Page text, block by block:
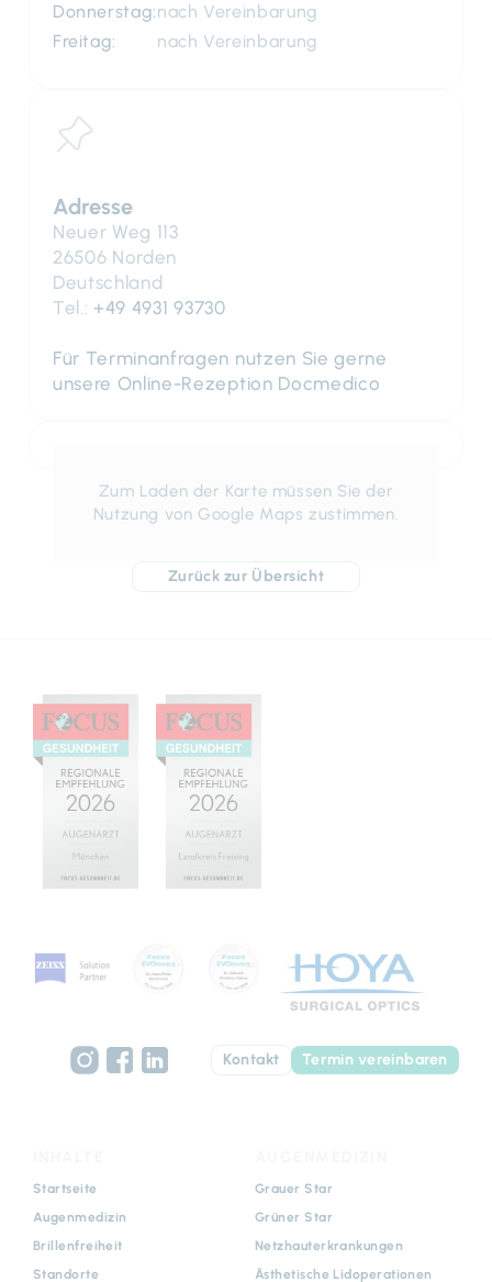
Donnerstag:nach Vereinbarung
Freitag:
nach Vereinbarung
Adresse
Neuer Weg 113
26506 Norden
Deutschland
Tel.: +49 4931 93730
Für Terminanfragen nutzen Sie gerne
unsere Online-Rezeption Docmedico
Zum Laden der Karte müssen Sie der
Nutzung von Google Maps zustimmen.
Zurück zur Übersicht
Kontakt Termin vereinbaren
Navigation
Startseite
Augenmedizin
Brillenfreiheit
Standorte
Navigation
Grauer Star
Grüner Star
Netzhauterkrankungen
Ästhetische Lidoperationen